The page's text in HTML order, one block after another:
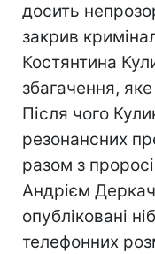
досить
закрив
Костянтина
збагачення,
Після чого
резонансних
разом з
Андрієм
опубліковані
телефонних